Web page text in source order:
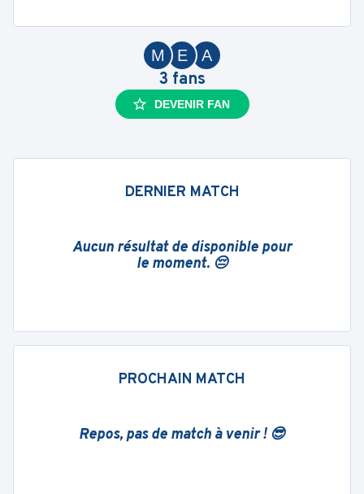
A
E
M
3 fans
DEVENIR FAN
DERNIER MATCH
Aucun résultat de disponible pour
le moment. 😔
PROCHAIN MATCH
Repos, pas de match à venir ! 😎